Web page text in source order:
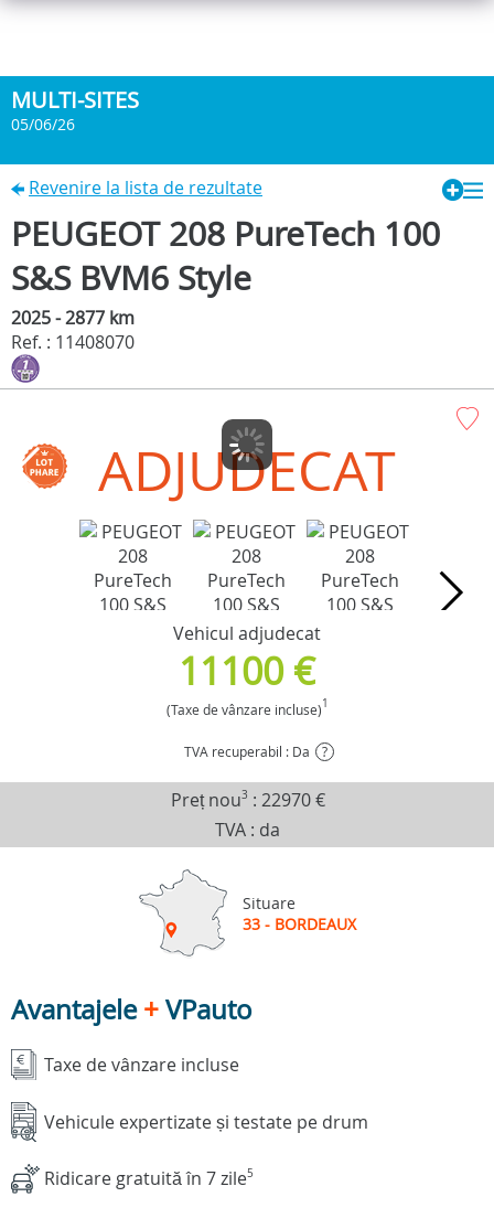
MULTI-SITES
05/06/26
Revenire la lista de rezultate
PEUGEOT 208 PureTech 100
S&S BVM6 Style
2025 - 2877 km
Ref. : 11408070
ADJUDECAT
Vehicul adjudecat
11100 €
(Taxe de vânzare incluse)1
TVA recuperabil : Da ?
Preț nou3 :22970 €
TVA : da
Situare
33 - BORDEAUX
Avantajele+VPauto
Taxe de vânzare incluse
Vehicule expertizate și testate pe drum
Ridicare gratuită în 7 zile5